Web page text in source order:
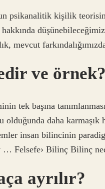
psikanalitik kişilik
mevcut
ve örnek?
tek başına
olduğunda daha
insan bilincinin
… Felsefe› Bilinç Bilinç
ayrılır?